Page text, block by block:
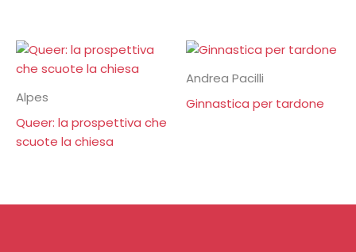
Alpes
Queer: la prospettiva che
scuote la chiesa
Andrea Pacilli
Ginnastica per tardone